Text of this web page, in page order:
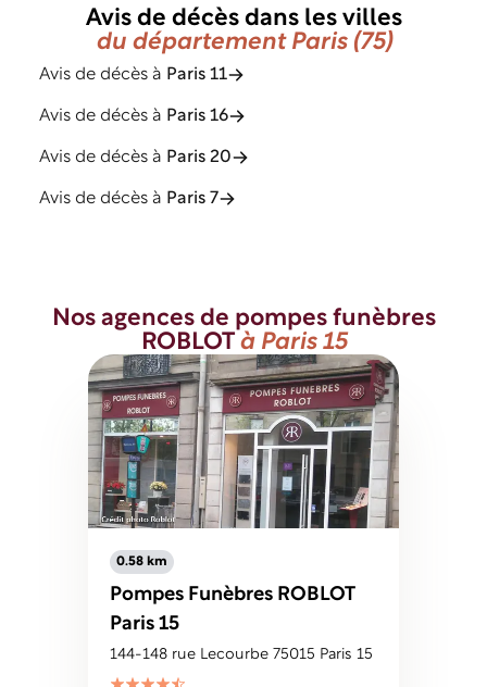
Avis de décès dans les villes
du département Paris (75)
Avis de décès à Paris 11
Avis de décès à Paris 16
Avis de décès à Paris 20
Avis de décès à Paris 7
Nos agences de pompes funèbres
ROBLOT à Paris 15
0.58 km
Pompes Funèbres ROBLOT
Paris 15
144-148 rue Lecourbe 75015 Paris 15